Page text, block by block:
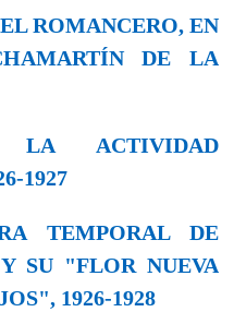
ROMANCERO, EN
DE LA
ACTIVIDAD
1927
TEMPORAL DE
SU "FLOR NUEVA
1926-1928